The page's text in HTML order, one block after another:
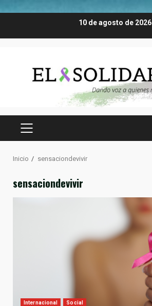
10 de agosto de 2026
MENÚ
Inicio sensaciondevivir
sensaciondevivir
Internacional Social